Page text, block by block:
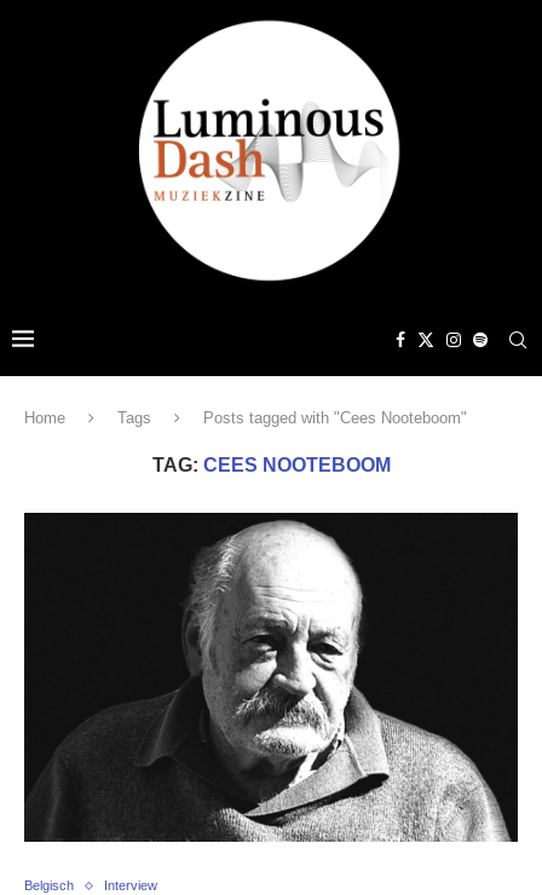
Home Tags Posts tagged with "Cees Nooteboom"
TAG: CEES NOOTEBOOM
Belgisch Interview